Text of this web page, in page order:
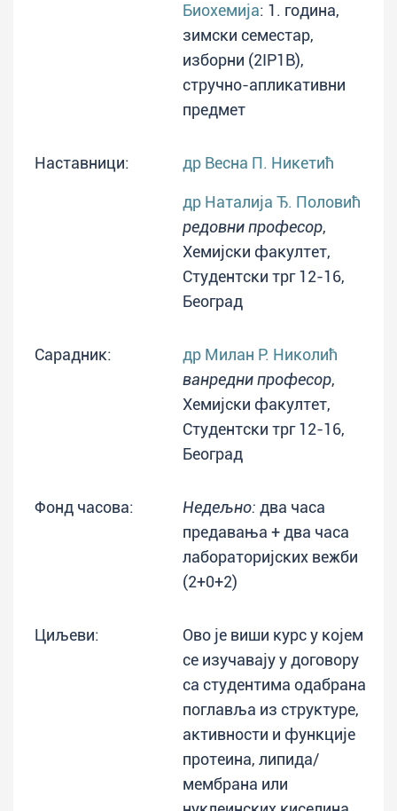
Биохемија: 1. година,
зимски семестар,
изборни (2IP1B),
стручно-апликативни
предмет
Наставници: др Весна П. Никетић
др Наталија Ђ. Половић
редовни професор,
Хемијски факултет,
Студентски трг 12-16,
Београд
Сарадник:
др Милан Р. Николић
ванредни професор,
Хемијски факултет,
Студентски трг 12-16,
Београд
Фонд часова: Недељно: два часа
предавања + два часа
лабораторијских вежби
(2+0+2)
Циљеви:
Ово је виши курс у којем
се изучавају у договору
са студентима одабрана
поглавља из структуре,
активности и функције
протеина, липида/
мембрана или